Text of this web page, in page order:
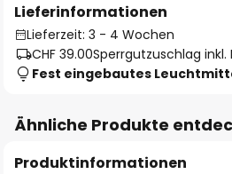
Lieferinformationen
Lieferzeit: 3 - 4 Wochen
CHF 39.00Sperrgutzuschlag
Fest eingebautes
Ähnliche Produkte
Produktinformationen